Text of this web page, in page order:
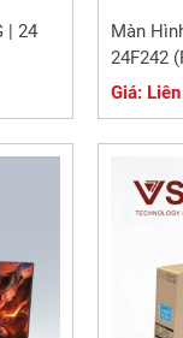
| 24
Màn
24F242
Giá: